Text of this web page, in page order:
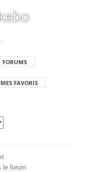
FORUMS
MES FAVORIS
le forum